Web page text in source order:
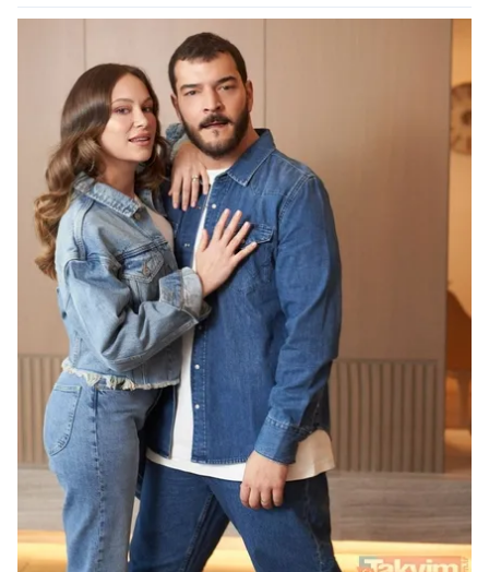
Metnimiziziyaret edebilirsiniz.
6698 sayılı Kişisel Verilerin Korunması Kanunu uyarınca
hazırlanmış Aydınlatma Metnimizi okumak ve sitemizde
ilgili mevzuata uygun olarak kullanılan çerezlerle ilgili bilgi
almak için lütfentıklayınız.